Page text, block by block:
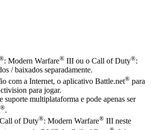
: Modern Warfare® III ou o Call of Duty®:
/ baixados separadamente.
com a Internet, o aplicativo Battle.net® para
para jogar.
suporte multiplataforma e pode apenas ser
®.
of Duty®: Modern Warfare® III neste